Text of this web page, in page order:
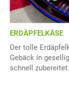
ERDÄPFELKÄSE
Der tolle
Gebäck in
schnell zubereitet.